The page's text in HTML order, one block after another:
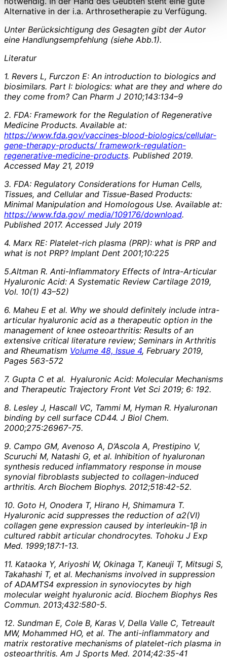
Alternative in der i.a. Arthrosetherapie zu Verfügung.
Unter Berücksichtigung des Gesagten gibt der Autor
eine Handlungsempfehlung (siehe Abb.1).
Literatur
1. Revers L, Furczon E: An introduction to biologics and
biosimilars. Part I: biologics: what are they and where do
they come from? Can Pharm J 2010;143:134–9
2. FDA: Framework for the Regulation of Regenerative
Medicine Products. Available at:
https://www.fda.gov/vaccines-blood-biologics/cellular-
gene-therapy-products/ framework-regulation-
regenerative-medicine-products. Published 2019.
Accessed May 21, 2019
3. FDA: Regulatory Considerations for Human Cells,
Tissues, and Cellular and Tissue-Based Products:
Minimal Manipulation and Homologous Use. Available at:
https://www.fda.gov/ media/109176/download.
Published 2017. Accessed July 2019
4. Marx RE: Platelet-rich plasma (PRP): what is PRP and
what is not PRP? Implant Dent 2001;10:225
5.Altman R. Anti-Inflammatory Effects of Intra-Articular
Hyaluronic Acid: A Systematic Review Cartilage 2019,
Vol. 10(1) 43–52)
6. Maheu E et al. Why we should definitely include intra-
articular hyaluronic acid as a therapeutic option in the
management of knee osteoarthritis: Results of an
extensive critical literature review; Seminars in Arthritis
and Rheumatism Volume 48, Issue 4, February 2019,
Pages 563-572
7. Gupta C et al. Hyaluronic Acid: Molecular Mechanisms
and Therapeutic Trajectory Front Vet Sci 2019; 6: 192.
8. Lesley J, Hascall VC, Tammi M, Hyman R. Hyaluronan
binding by cell surface CD44. J Biol Chem.
2000;275:26967-75.
9. Campo GM, Avenoso A, D’Ascola A, Prestipino V,
Scuruchi M, Natashi G, et al. Inhibition of hyaluronan
synthesis reduced inflammatory response in mouse
synovial fibroblasts subjected to collagen-induced
arthritis. Arch Biochem Biophys. 2012;518:42-52.
10. Goto H, Onodera T, Hirano H, Shimamura T.
Hyaluronic acid suppresses the reduction of α2(VI)
collagen gene expression caused by interleukin-1β in
cultured rabbit articular chondrocytes. Tohoku J Exp
Med. 1999;187:1-13.
11. Kataoka Y, Ariyoshi W, Okinaga T, Kaneuji T, Mitsugi S,
Takahashi T, et al. Mechanisms involved in suppression
of ADAMTS4 expression in synoviocytes by high
molecular weight hyaluronic acid. Biochem Biophys Res
Commun. 2013;432:580-5.
12. Sundman E, Cole B, Karas V, Della Valle C, Tetreault
MW, Mohammed HO, et al. The anti-inflammatory and
matrix restorative mechanisms of platelet-rich plasma in
osteoarthritis. Am J Sports Med. 2014;42:35-41